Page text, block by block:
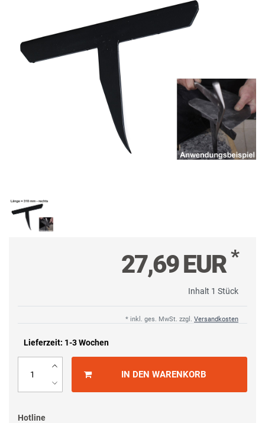
27,69 EUR*
Inhalt 1 Stück
* inkl. ges. MwSt. zzgl. Versandkosten
Lieferzeit: 1-3 Wochen
IN DEN WARENKORB
Hotline